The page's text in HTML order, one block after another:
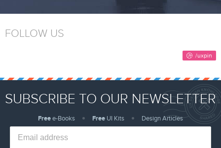
FOLLOW US
SUBSCRIBE TO OUR NEWSLETTER
Freee-Books Free UI Kits Design Articles